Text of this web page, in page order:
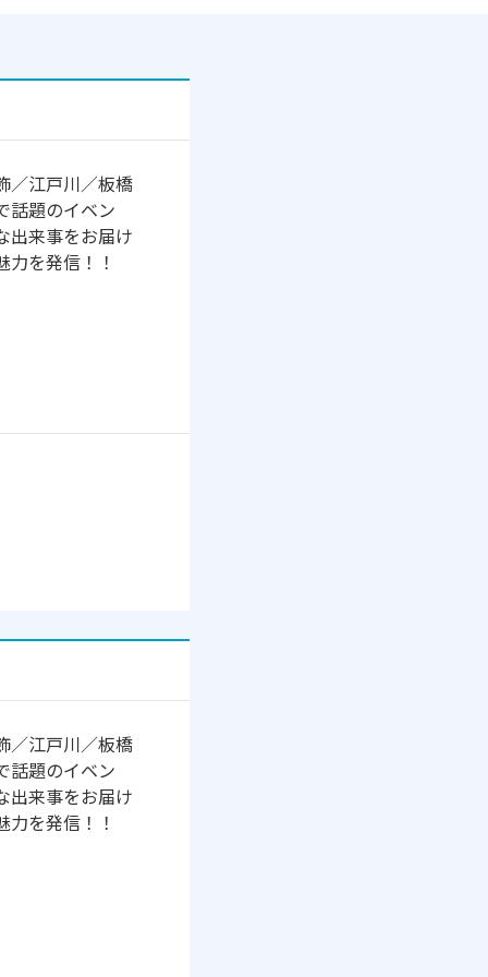
／江戸川／板橋
話題のイベン
出来事をお届け
力を発信！！
／江戸川／板橋
話題のイベン
出来事をお届け
力を発信！！